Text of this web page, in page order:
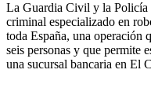
La Guardia Civil y la Policía
criminal especializado en
toda España, una operación
seis personas y que permite
una sucursal bancaria en El